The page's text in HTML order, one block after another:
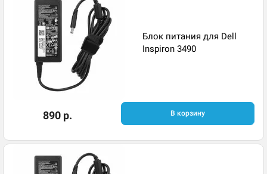
Блок питания для Dell
Inspiron 3490
890 р. В корзину